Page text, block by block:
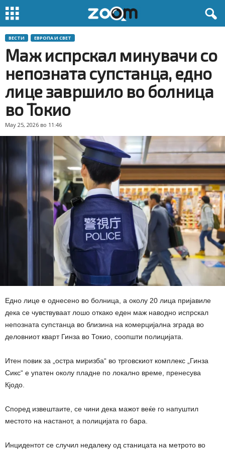
ВЕСТИ ЕВРОПА И СВЕТ
Маж испрскал минувачи со
непозната супстанца, едно
лице завршило во болница
во Токио
May 25, 2026 во 11:46
Едно лице е однесено во болница, а околу 20 лица пријавиле
дека се чувствуваат лошо откако еден маж наводно испрскал
непозната супстанца во близина на комерцијална зграда во
деловниот кварт Гинза во Токио, соопшти полицијата.
Итен повик за „остра миризба“ во трговскиот комплекс „Гинза
Сикс“ е упатен околу пладне по локално време, пренесува
Кјодо.
Според извештаите, се чини дека мажот веќе го напуштил
местото на настанот, а полицијата го бара.
Инцидентот се случил недалеку од станицата на метрото во